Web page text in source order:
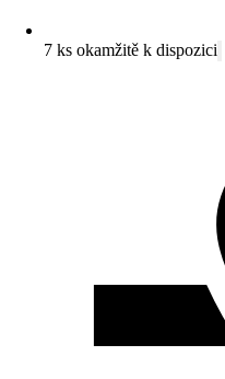
7 ks okamžitě k dispozici